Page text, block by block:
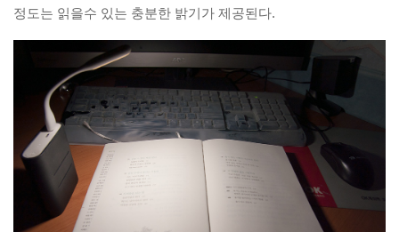
정도는 읽을수 있는 충분한 밝기가 제공된다.